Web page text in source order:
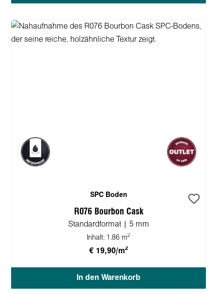
SPC Boden
R076 Bourbon Cask
Standardformat | 5 mm
Inhalt: 1.86 m2
€ 19,90/m2
In den Warenkorb